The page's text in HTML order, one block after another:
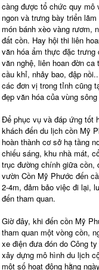
càng được tổ chức quy mô
ngon và trưng bày triển
món bánh xèo vàng rươm,
đất cồn. Hay hội thi liên
văn hóa ẩm thực đặc
văn nghệ, liên hoan đờn
cầu khỉ, nhảy bao, đập
các đơn vị trong tỉnh cũng
đẹp văn hóa của vùng
Để phục vụ và đáp ứng tốt
khách đến du lịch cồn Mỹ
hoàn thành cơ sở hạ tầng
chiếu sáng, khu nhà mát,
trục đường chính giữa cồn,
vườn Cồn Mỹ Phước đến
2-4m, đảm bảo việc đi lại,
đến tham quan.
Giờ đây, khi đến cồn Mỹ
tham quan một vòng cồn,
xe điện đưa đón do Công
xây dựng mô hình du lịch
một số hoạt động hằng